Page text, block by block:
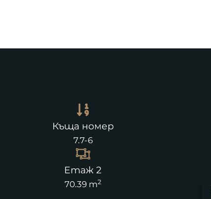
Къща номер
7.7-6
Етаж 2
70.39 m2